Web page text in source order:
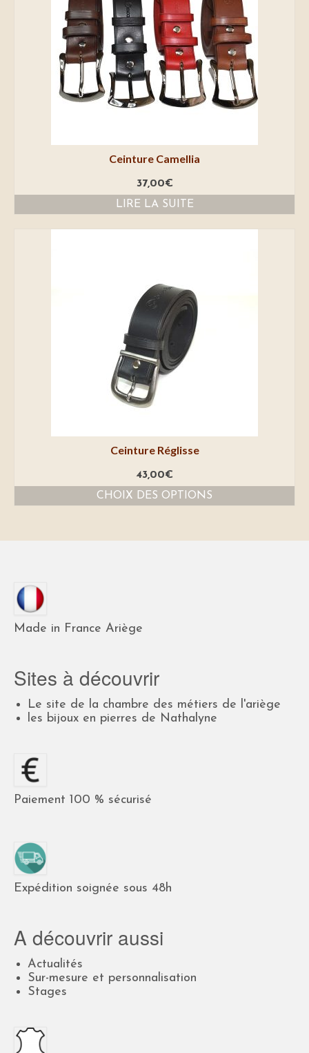
Ceinture Camellia
37,00€
LIRE LA SUITE
Ceinture Réglisse
43,00€
CHOIX DES OPTIONS
Made in France Ariège
Sites à découvrir
Le site de la chambre des métiers de l'ariège
les bijoux en pierres de Nathalyne
Paiement 100 % sécurisé
Expédition soignée sous 48h
A découvrir aussi
Actualités
Sur-mesure et personnalisation
Stages